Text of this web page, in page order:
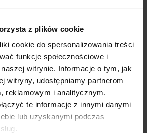
z plików cookie
cookie do spersonalizowania treści
funkcje społecznościowe i
witrynie. Informacje o tym, jak
witryny, udostępniamy partnerom
reklamowym i analitycznym.
te informacje z innymi danymi
lub uzyskanymi podczas
wykonawczego, który nie może
przesłanki korekty zostały
do orzecznictwa Trybunału
zgodnie z którym wymogi
prowadzić do naruszenia zasady
ani uniemożliwiać realizacji prawa
korekty podatku, jeśli nie istnieje
nadużycia. W analizowanej